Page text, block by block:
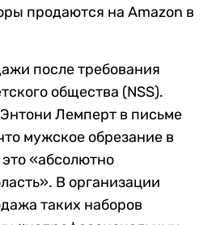
продаются на Amazon в
после требования
общества (NSS).
Лемперт в письме
мужское обрезание в
«абсолютно
В организации
таких наборов